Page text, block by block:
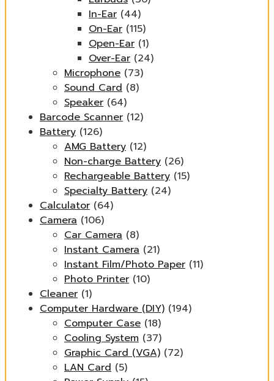
In-Ear (44)
On-Ear (115)
Open-Ear (1)
Over-Ear (24)
Microphone (73)
Sound Card (8)
Speaker (64)
Barcode Scanner (12)
Battery (126)
AMG Battery (12)
Non-charge Battery (26)
Rechargeable Battery (15)
Specialty Battery (24)
Calculator (64)
Camera (106)
Car Camera (8)
Instant Camera (21)
Instant Film/Photo Paper (11)
Photo Printer (10)
Cleaner (1)
Computer Hardware (DIY) (194)
Computer Case (18)
Cooling System (37)
Graphic Card (VGA) (72)
LAN Card (5)